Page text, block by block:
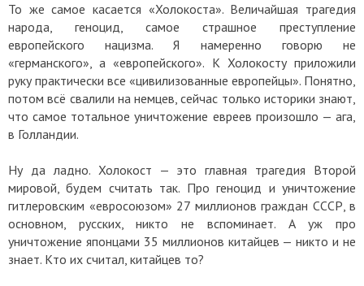
То же самое касается «Холокоста». Величайшая трагедия
народа, геноцид, самое страшное преступление
европейского нацизма. Я намеренно говорю не
«германского», а «европейского». К Холокосту приложили
руку практически все «цивилизованные европейцы». Понятно,
потом всё свалили на немцев, сейчас только историки знают,
что самое тотальное уничтожение евреев произошло — ага,
в Голландии.
Ну да ладно. Холокост — это главная трагедия Второй
мировой, будем считать так. Про геноцид и уничтожение
гитлеровским «евросоюзом» 27 миллионов граждан СССР, в
основном, русских, никто не вспоминает. А уж про
уничтожение японцами 35 миллионов китайцев — никто и не
знает. Кто их считал, китайцев то?